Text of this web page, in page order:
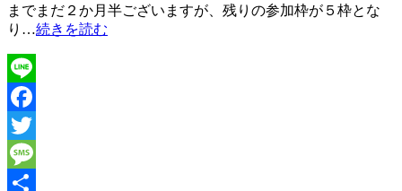
までまだ２か月半ございますが、残りの参加枠が５枠とな
り…続きを読む
Line
Facebook
Twitter
Message